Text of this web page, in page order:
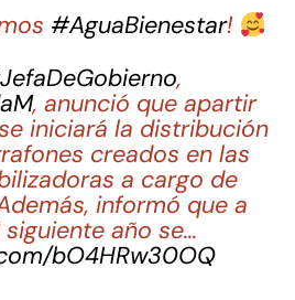
#AguaBienestar!
,
, anunció que apartir
iniciará la distribución
creados en las
a cargo de
informó que a
año se…
bO4HRw30OQ